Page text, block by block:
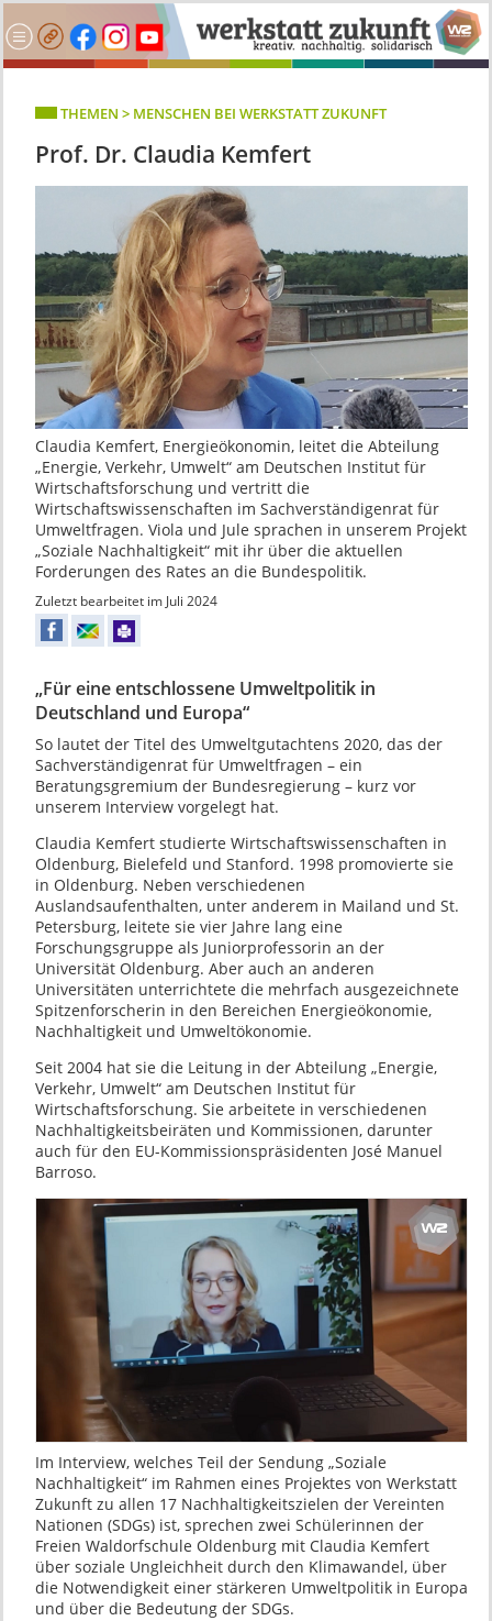
THEMEN > MENSCHEN BEI WERKSTATT ZUKUNFT
Prof. Dr. Claudia Kemfert
Claudia Kemfert, Energieökonomin, leitet die Abteilung
„Energie, Verkehr, Umwelt“ am Deutschen Institut für
Wirtschaftsforschung und vertritt die
Wirtschaftswissenschaften im Sachverständigenrat für
Umweltfragen. Viola und Jule sprachen in unserem Projekt
„Soziale Nachhaltigkeit“ mit ihr über die aktuellen
Forderungen des Rates an die Bundespolitik.
Zuletzt bearbeitet im Juli 2024
„Für eine entschlossene Umweltpolitik in
Deutschland und Europa“
So lautet der Titel des Umweltgutachtens 2020, das der
Sachverständigenrat für Umweltfragen – ein
Beratungsgremium der Bundesregierung – kurz vor
unserem Interview vorgelegt hat.
Claudia Kemfert studierte Wirtschaftswissenschaften in
Oldenburg, Bielefeld und Stanford. 1998 promovierte sie
in Oldenburg. Neben verschiedenen
Auslandsaufenthalten, unter anderem in Mailand und St.
Petersburg, leitete sie vier Jahre lang eine
Forschungsgruppe als Juniorprofessorin an der
Universität Oldenburg. Aber auch an anderen
Universitäten unterrichtete die mehrfach ausgezeichnete
Spitzenforscherin in den Bereichen Energieökonomie,
Nachhaltigkeit und Umweltökonomie.
Seit 2004 hat sie die Leitung in der Abteilung „Energie,
Verkehr, Umwelt“ am Deutschen Institut für
Wirtschaftsforschung. Sie arbeitete in verschiedenen
Nachhaltigkeitsbeiräten und Kommissionen, darunter
auch für den EU-Kommissionspräsidenten José Manuel
Barroso.
Im Interview, welches Teil der Sendung „Soziale
Nachhaltigkeit“ im Rahmen eines Projektes von Werkstatt
Zukunft zu allen 17 Nachhaltigkeitszielen der Vereinten
Nationen (SDGs) ist, sprechen zwei Schülerinnen der
Freien Waldorfschule Oldenburg mit Claudia Kemfert
über soziale Ungleichheit durch den Klimawandel, über
die Notwendigkeit einer stärkeren Umweltpolitik in Europa
und über die Bedeutung der SDGs.